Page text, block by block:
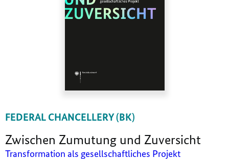
FEDERAL CHANCELLERY (BK)
Zwischen Zumutung und Zuversicht
Transformation als gesellschaftliches Projekt